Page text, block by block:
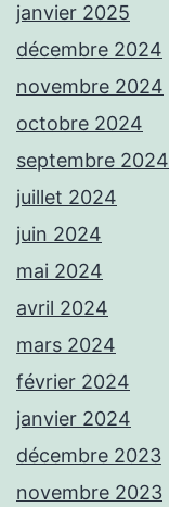
janvier 2025
décembre 2024
novembre 2024
octobre 2024
septembre 2024
juillet 2024
juin 2024
mai 2024
avril 2024
mars 2024
février 2024
janvier 2024
décembre 2023
novembre 2023